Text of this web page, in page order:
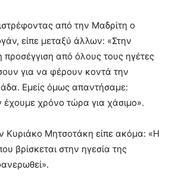
από την Μαδρίτη ο
είπε μεταξύ άλλων: «Στην
από όλους τους ηγέτες
για να φέρουν κοντά την
Εμείς όμως απαντήσαμε:
χρόνο τώρα για χάσιμο».
Κυριάκο Μητσοτάκη είπε ακόμα: «Η
βρίσκεται στην ηγεσία της